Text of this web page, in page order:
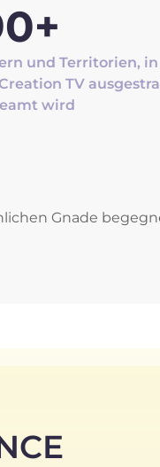
und Territorien,
TV
wird
Gnade